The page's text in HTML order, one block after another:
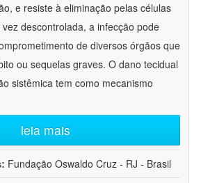
e resiste à eliminação pelas células
descontrolada, a infecção pode
de diversos órgãos que
ou sequelas graves. O dano tecidual
sistêmica tem como mecanismo
leia mais
Fundação Oswaldo Cruz - RJ - Brasil